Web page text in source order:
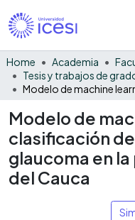
Home Academia
Tesis y trabajos de
Modelo de
clasificación
glaucoma en
del Cauca